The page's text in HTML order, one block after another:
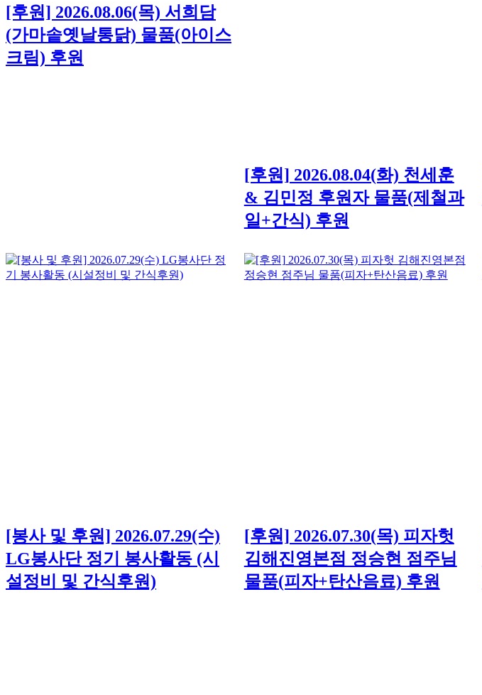
[후원] 2026.08.06(목) 서희담
(가마솥옛날통닭) 물품(아이스
크림) 후원
[후원] 2026.08.04(화) 천세훈
& 김민정 후원자 물품(제철과
일+간식) 후원
[봉사 및 후원] 2026.07.29(수)
LG봉사단 정기 봉사활동 (시
설정비 및 간식후원)
[후원] 2026.07.30(목) 피자헛
김해진영본점 정승현 점주님
물품(피자+탄산음료) 후원